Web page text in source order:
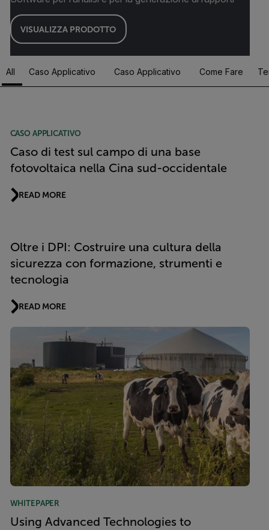
VISUALIZZA PRODOTTO
Article Listing
All Caso Applicativo Caso Applicativo Come Fare
CASO APPLICATIVO
Caso di test sul campo di una base
fotovoltaica nella Cina sud-occidentale
READ MORE
Oltre i DPI: Costruire una cultura della
sicurezza con formazione, strumenti e
tecnologia
READ MORE
WHITEPAPER
Using Advanced Technologies to